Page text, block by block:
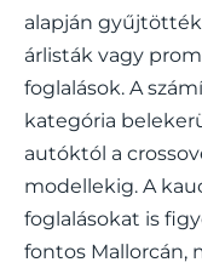
alapján
árlisták vagy
foglalások. A
kategória
autóktól a
modellekig. A
foglalásokat is
fontos Mallorcán,